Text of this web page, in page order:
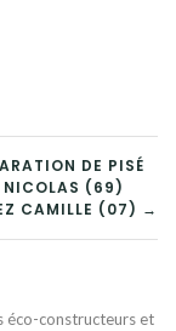
DE PISÉ
NICOLAS (69)
CAMILLE (07) →
éco-constructeurs et